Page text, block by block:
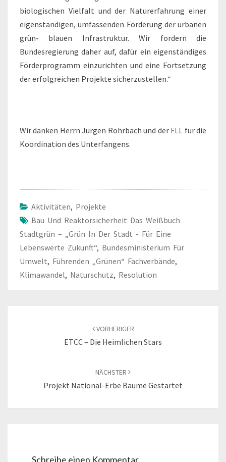
biologischen Vielfalt und der Naturerfahrung einer
eigenständigen, umfassenden Förderung der urbanen
grün- blauen Infrastruktur. Wir fordern die
Bundesregierung daher auf, dafür ein eigenständiges
Förderprogramm einzurichten und eine Fortsetzung
der erfolgreichen Projekte sicherzustellen.“
Wir danken Herrn Jürgen Rohrbach und der FLL für die
Koordination des Unterfangens.
Aktivitäten, Projekte
Bau Und Reaktorsicherheit Das Weißbuch
Stadtgrün – „Grün In Der Stadt - Für Eine
Lebenswerte Zukunft“, Bundesministerium Für
Umwelt, Führenden „grünen“ Fachverbände,
Klimawandel, Naturschutz, Resolution
VORHERIGER
ETCC – Die Heimlichen Stars
NÄCHSTER
Projekt National-Erbe Bäume Gestartet
Schreibe einen Kommentar